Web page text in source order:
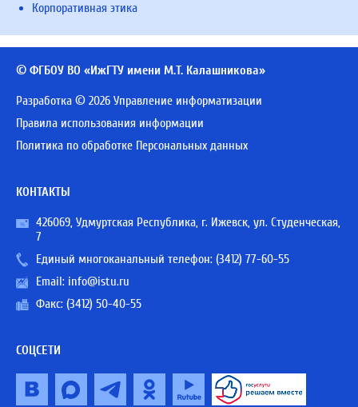
Корпоративная этика
© ФГБОУ ВО «ИжГТУ имени М.Т. Калашникова»
Разработка © 2026 Управление информатизации
Правила использования информации
Политика по обработке Персональных данных
КОНТАКТЫ
426069, Удмуртская Республика, г. Ижевск, ул. Студенческая,
7
Единый многоканальный телефон: (3412) 77-60-55
Email: info@istu.ru
Факс: (3412) 50-40-55
СОЦСЕТИ